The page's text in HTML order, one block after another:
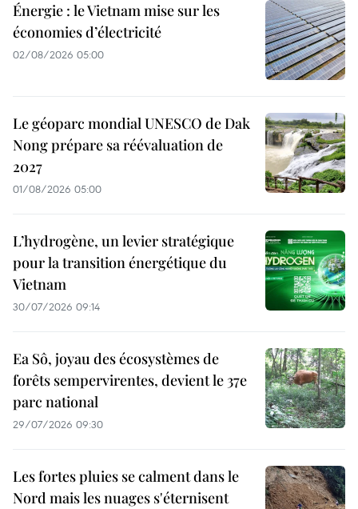
Énergie : le Vietnam mise sur les
économies d’électricité
02/08/2026 05:00
Le géoparc mondial UNESCO de Dak
Nong prépare sa réévaluation de
2027
01/08/2026 05:00
L’hydrogène, un levier stratégique
pour la transition énergétique du
Vietnam
30/07/2026 09:14
Ea Sô, joyau des écosystèmes de
forêts sempervirentes, devient le 37e
parc national
29/07/2026 09:30
Les fortes pluies se calment dans le
Nord mais les nuages s'éternisent